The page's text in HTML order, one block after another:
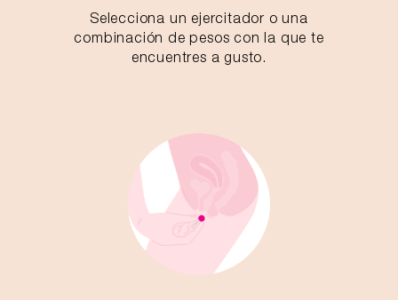
Selecciona un ejercitador o una
combinación de pesos con la que te
encuentres a gusto.